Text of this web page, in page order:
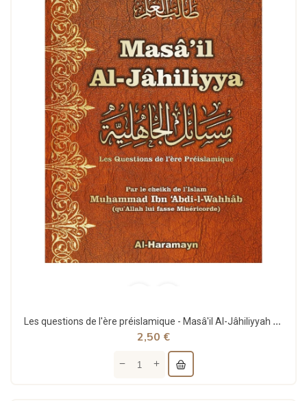
Les questions de l'ère préislamique - Masâ'il Al-Jâhiliyyah - Al Haramayn
2,50 €